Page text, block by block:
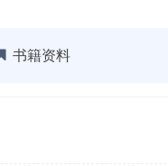
书籍资料